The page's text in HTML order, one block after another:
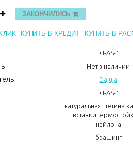
ЗАКОНЧИЛИСЬ
КУПИТЬ В КРЕДИТ КУПИТЬ В
DJ-AS-1
Нет в наличии
Dajuja
DJ-AS-1
натуральная щетина
вставки
нейлона
брашинг